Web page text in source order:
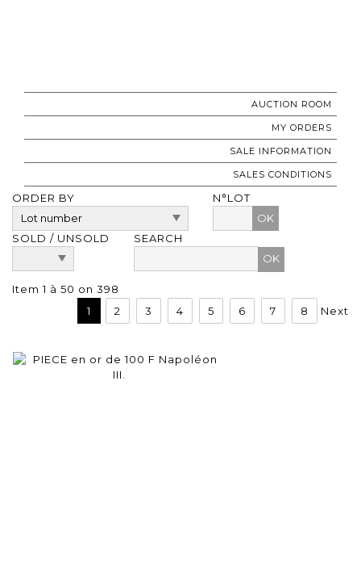
AUCTION ROOM
MY ORDERS
SALE INFORMATION
SALES CONDITIONS
ORDER BY
N°LOT
OK
SOLD / UNSOLD
SEARCH
Item 1 à 50 on 398
1
2 3 4 5 6 7 8 Next